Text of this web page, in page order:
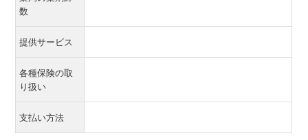
数
提供サービス
各種保険の取
り扱い
支払い方法